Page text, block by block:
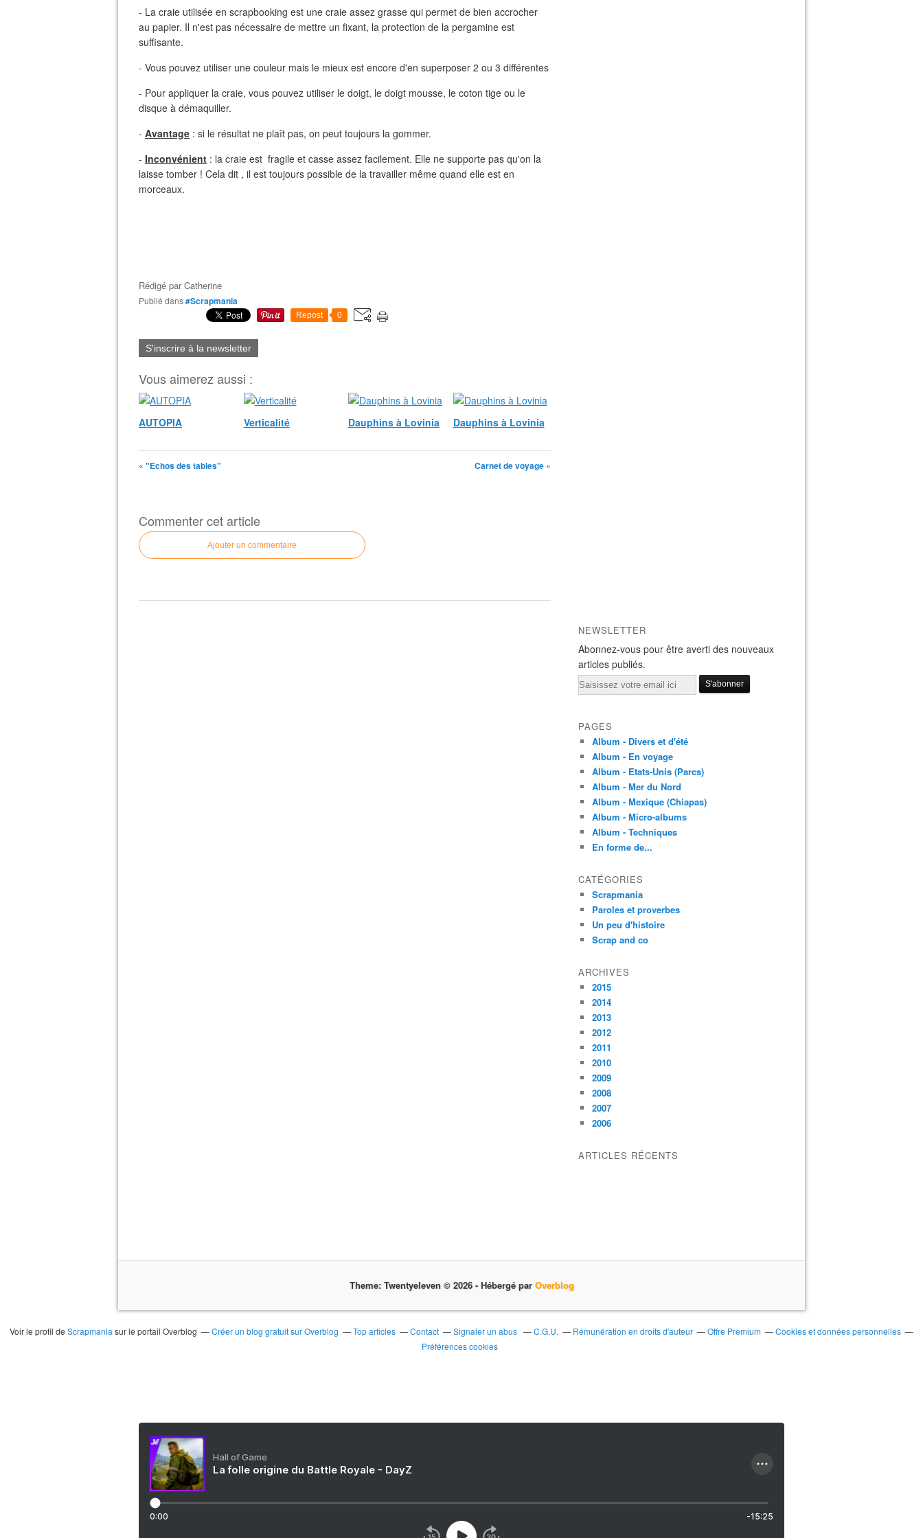
- La craie utilisée en scrapbooking est une craie assez grasse qui permet de bien accrocher
au papier. Il n'est pas nécessaire de mettre un fixant, la protection de la pergamine est
suffisante.
- Vous pouvez utiliser une couleur mais le mieux est encore d'en superposer 2 ou 3 différentes
- Pour appliquer la craie, vous pouvez utiliser le doigt, le doigt mousse, le coton tige ou le
disque à démaquiller.
- Avantage : si le résultat ne plaît pas, on peut toujours la gommer.
- Inconvénient : la craie est fragile et casse assez facilement. Elle ne supporte pas qu'on la
laisse tomber ! Cela dit , il est toujours possible de la travailler même quand elle est en
morceaux.
Rédigé parCatherine
Publié dans#Scrapmania
Repost 0
S'inscrire à la newsletter
Vous aimerez aussi :
AUTOPIA Verticalité Dauphins à Lovinia Dauphins à Lovinia
« "Echos des tables" Carnet de voyage »
Commenter cet article
Ajouter un commentaire
NEWSLETTER
Abonnez-vous pour être averti des nouveaux
articles publiés.
Email
PAGES
Album - Divers et d'été
Album - En voyage
Album - Etats-Unis (Parcs)
Album - Mer du Nord
Album - Mexique (Chiapas)
Album - Micro-albums
Album - Techniques
En forme de...
CATÉGORIES
Scrapmania
Paroles et proverbes
Un peu d'histoire
Scrap and co
ARCHIVES
2015
2014
2013
2012
2011
2010
2009
2008
2007
2006
ARTICLES RÉCENTS
Theme: Twentyeleven © 2026 - Hébergé par Overblog
Voir le profil de Scrapmania sur le portail Overblog Créer un blog gratuit sur Overblog Top articles Contact Signaler un abus C.G.U. Rémunération en droits d'auteur Offre Premium
Cookies et données personnelles
Préférences cookies
Hall of Game
La folle origine du Battle Royale - DayZ
0:00 -15:25